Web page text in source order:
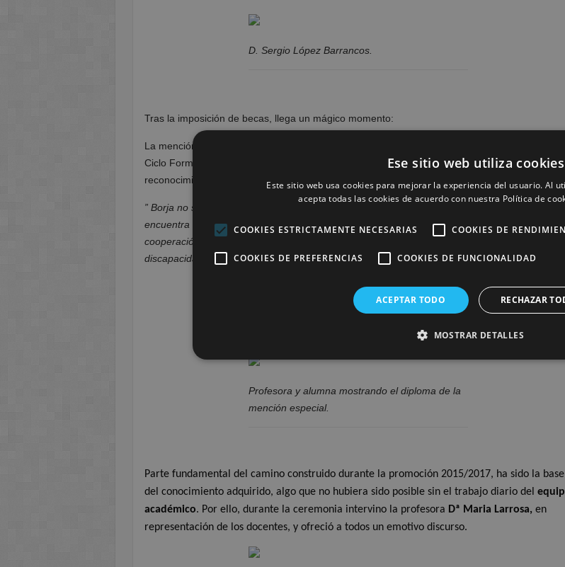
D. Sergio López Barrancos.
Tras la imposición de becas, llega un mágico momento:
La mención especial. En este caso se le otorga la mención especial al alumno titulado en el
Ciclo Formativo de Integración Social D. Borja Bartolomé Peñalver Lopez. Recoge el
reconocimiento en su nombre su compañera Dª Maria Jose Marin.
” Borja no se encuentra aquí, graduándose con nosotros, porque en este momento se
encuentra camino del campo de refugiados de Tinduog en Argelia para realizar un proyecto
cooperación y ayuda en el pueblo saharaui en el exilio y dirigido a las personas con
discapacidad que se encuentran en dichos campamentos…”
Dª Mercedes Alcántara, profesora de Borja.
Profesora y alumna mostrando el diploma de la
mención especial.
Parte fundamental del camino construido durante la promoción 2015/2017, ha sido la base
del conocimiento adquirido, algo que no hubiera sido posible sin el trabajo diario del
académico. Por ello, durante la ceremonia intervino la profesora Dª Maria Larrosa, en
representación de los docentes, y ofreció a todos un emotivo discurso.
Ese sitio web utiliza cookies
Este sitio web usa cookies para mejorar la experiencia del usuario. Al
acepta todas las cookies de acuerdo con nuestra Política de
COOKIES ESTRICTAMENTE NECESARIAS COOKIES DE
COOKIES DE PREFERENCIAS COOKIES DE FUNCIONALIDAD
ACEPTAR TODO RECHAZAR
MOSTRAR DETALLES